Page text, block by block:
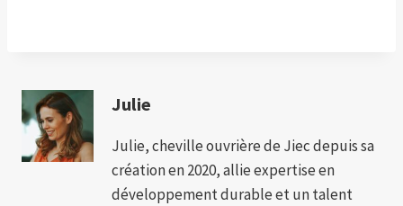
Julie
Julie, cheville ouvrière de Jiec depuis sa
création en 2020, allie expertise en
développement durable et un talent